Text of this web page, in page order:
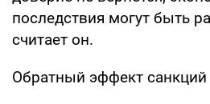
последствия могут быть
считает он.
Обратный эффект санкций